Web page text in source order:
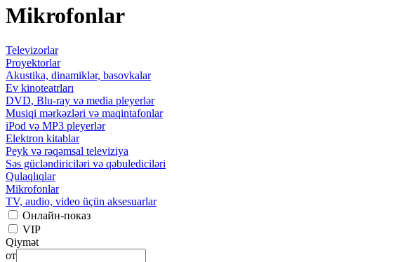
Mikrofonlar
Televizorlar
Proyektorlar
Akustika, dinamiklər, basovkalar
Ev kinoteatrları
DVD, Blu-ray və media pleyerlər
Musiqi mərkəzləri və maqintafonlar
iPod və MP3 pleyerlər
Elektron kitablar
Peyk və rəqəmsal televiziya
Səs gücləndiriciləri və qəbulediciləri
Qulaqlıqlar
Mikrofonlar
TV, audio, video üçün aksesuarlar
Онлайн-показ
VIP
Qiymət
от